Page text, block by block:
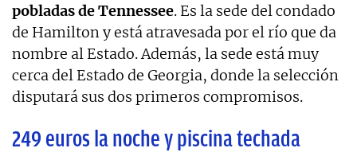
pobladas de Tennessee. Es la sede del condado
de Hamilton y está atravesada por el río que da
nombre al Estado. Además, la sede está muy
cerca del Estado de Georgia, donde la selección
disputará sus dos primeros compromisos.
249 euros la noche y piscina techada